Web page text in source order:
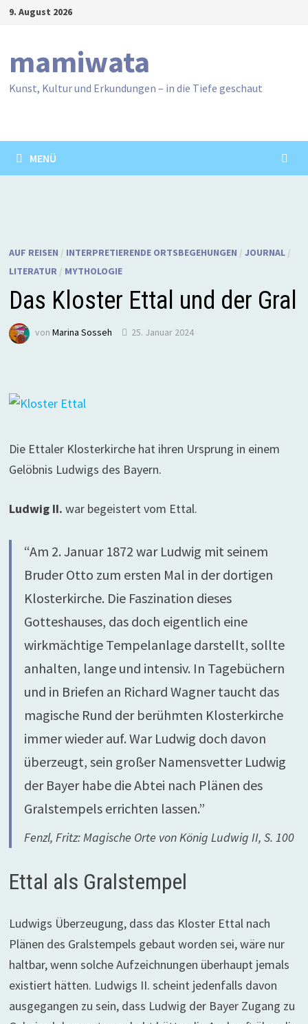
Zum9. August 2026
mamiwata
Kunst, Kultur und Erkundungen – in die Tiefe geschaut
MENÜ
AUF REISEN / INTERPRETIERENDE ORTSBEGEHUNGEN / JOURNAL/
LITERATUR / MYTHOLOGIE
Das Kloster Ettal und der Gral
von Marina Sosseh 25. Januar 2024
Die Ettaler Klosterkirche hat ihren Ursprung in einem
Gelöbnis Ludwigs des Bayern.
Ludwig II. war begeistert vom Ettal.
“Am 2. Januar 1872 war Ludwig mit seinem
Bruder Otto zum ersten Mal in der dortigen
Klosterkirche. Die Faszination dieses
Gotteshauses, das doch eigentlich eine
wirkmächtige Tempelanlage darstellt, sollte
anhalten, lange und intensiv. In Tagebüchern
und in Briefen an Richard Wagner taucht das
magische Rund der berühmten Klosterkirche
immer wieder auf. War Ludwig doch davon
überzeugt, sein großer Namensvetter Ludwig
der Bayer habe die Abtei nach Plänen des
Gralstempels errichten lassen.”
Fenzl, Fritz: Magische Orte von König Ludwig II, S. 100
Ettal als Gralstempel
Ludwigs Überzeugung, dass das Kloster Ettal nach
Plänen des Gralstempels gebaut worden sei, wäre nur
haltbar, wenn solche Aufzeichnungen überhaupt jemals
existiert hätten. Ludwigs II. scheint jedenfalls davon
ausgegangen zu sein, dass Ludwig der Bayer Zugang zu